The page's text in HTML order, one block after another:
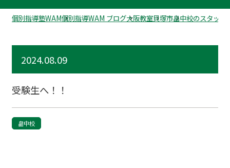
個別指導塾WAM個別指導WAM ブログ大阪教室貝塚市畠中校のスタッフ
2024.08.09
受験生へ！！
畠中校